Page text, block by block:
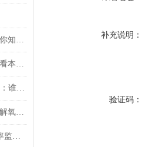
浊度计的使用方法及注意事项你知道么
想知道如何使用浊度计不妨看看本篇吧
博取vs梅特勒工业pH电极对比：谁更适合国内复杂水样工况？
看完本篇你就会对生物制药溶解氧电极有更多了解
食品厂CIP清洗水余氯与电导率监控：多参数仪表配置清单
补充说明：
验证码：